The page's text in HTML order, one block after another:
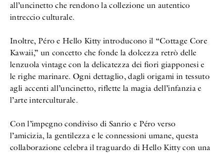
all’uncinetto che rendono la collezione un autentico
intreccio culturale.
Inoltre, Péro e Hello Kitty introducono il “Cottage Core
Kawaii,” un concetto che fonde la dolcezza retrò delle
lenzuola vintage con la delicatezza dei fiori giapponesi e
le righe marinare. Ogni dettaglio, dagli origami in tessuto
agli accenti all’uncinetto, riflette la magia dell’infanzia e
l’arte interculturale.
Con l’impegno condiviso di Sanrio e Péro verso
l’amicizia, la gentilezza e le connessioni umane, questa
collaborazione celebra il traguardo di Hello Kitty con una